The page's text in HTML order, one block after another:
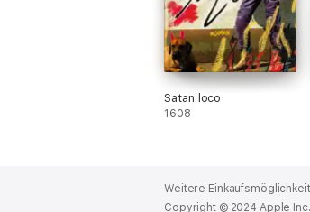
Satan loco
1608
Weitere
Copyright © 2024 Apple